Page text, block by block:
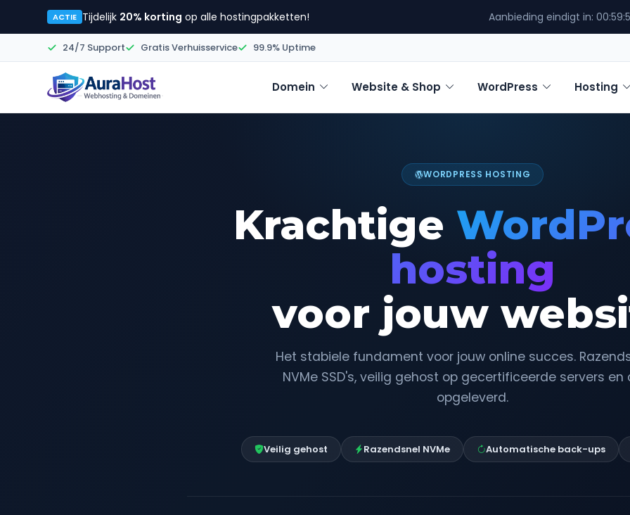
ACTIE Tijdelijk 20% korting op alle hostingpakketten! Aanbieding eindigt in:
24/7 Support Gratis Verhuisservice 99.9% Uptime
Domein Website & Shop WordPress Hosting
WORDPRESS HOSTING
Krachtige
hosting
voor jouw
Het stabiele fundament voor jouw online succes.
NVMe SSD's, veilig gehost op gecertificeerde servers en
opgeleverd.
Veilig gehost Razendsnel NVMe Automatische back-ups